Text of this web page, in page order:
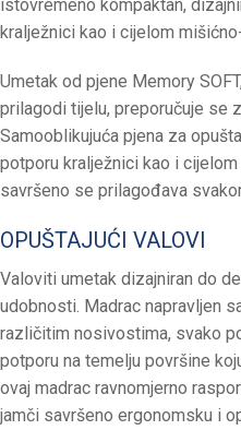
istovremeno kompaktan,
kralježnici kao i cijelom
Umetak od pjene Memory
prilagodi tijelu, preporučuje se
Samooblikujuća pjena za
potporu kralježnici kao i
savršeno se prilagođava
OPUŠTAJUĆI VALOVI
Valoviti umetak dizajniran do
udobnosti. Madrac napravljen
različitim nosivostima, svako
potporu na temelju površine
ovaj madrac ravnomjerno
jamči savršeno ergonomsku i